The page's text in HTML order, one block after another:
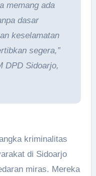
memang ada
dasar
keselamatan
segera,”
DPD Sidoarjo,
kriminalitas
di Sidoarjo
miras. Mereka